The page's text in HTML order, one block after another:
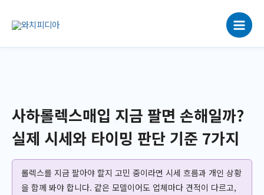
로
사하롤렉스매입 지금 팔면 손해일까?
실제 시세와 타이밍 판단 기준 7가지
롤렉스를 지금 팔아야 할지 고민 중이라면 시세 흐름과 개인 상황
을 함께 봐야 합니다. 같은 모델이어도 업체마다 견적이 다르고,